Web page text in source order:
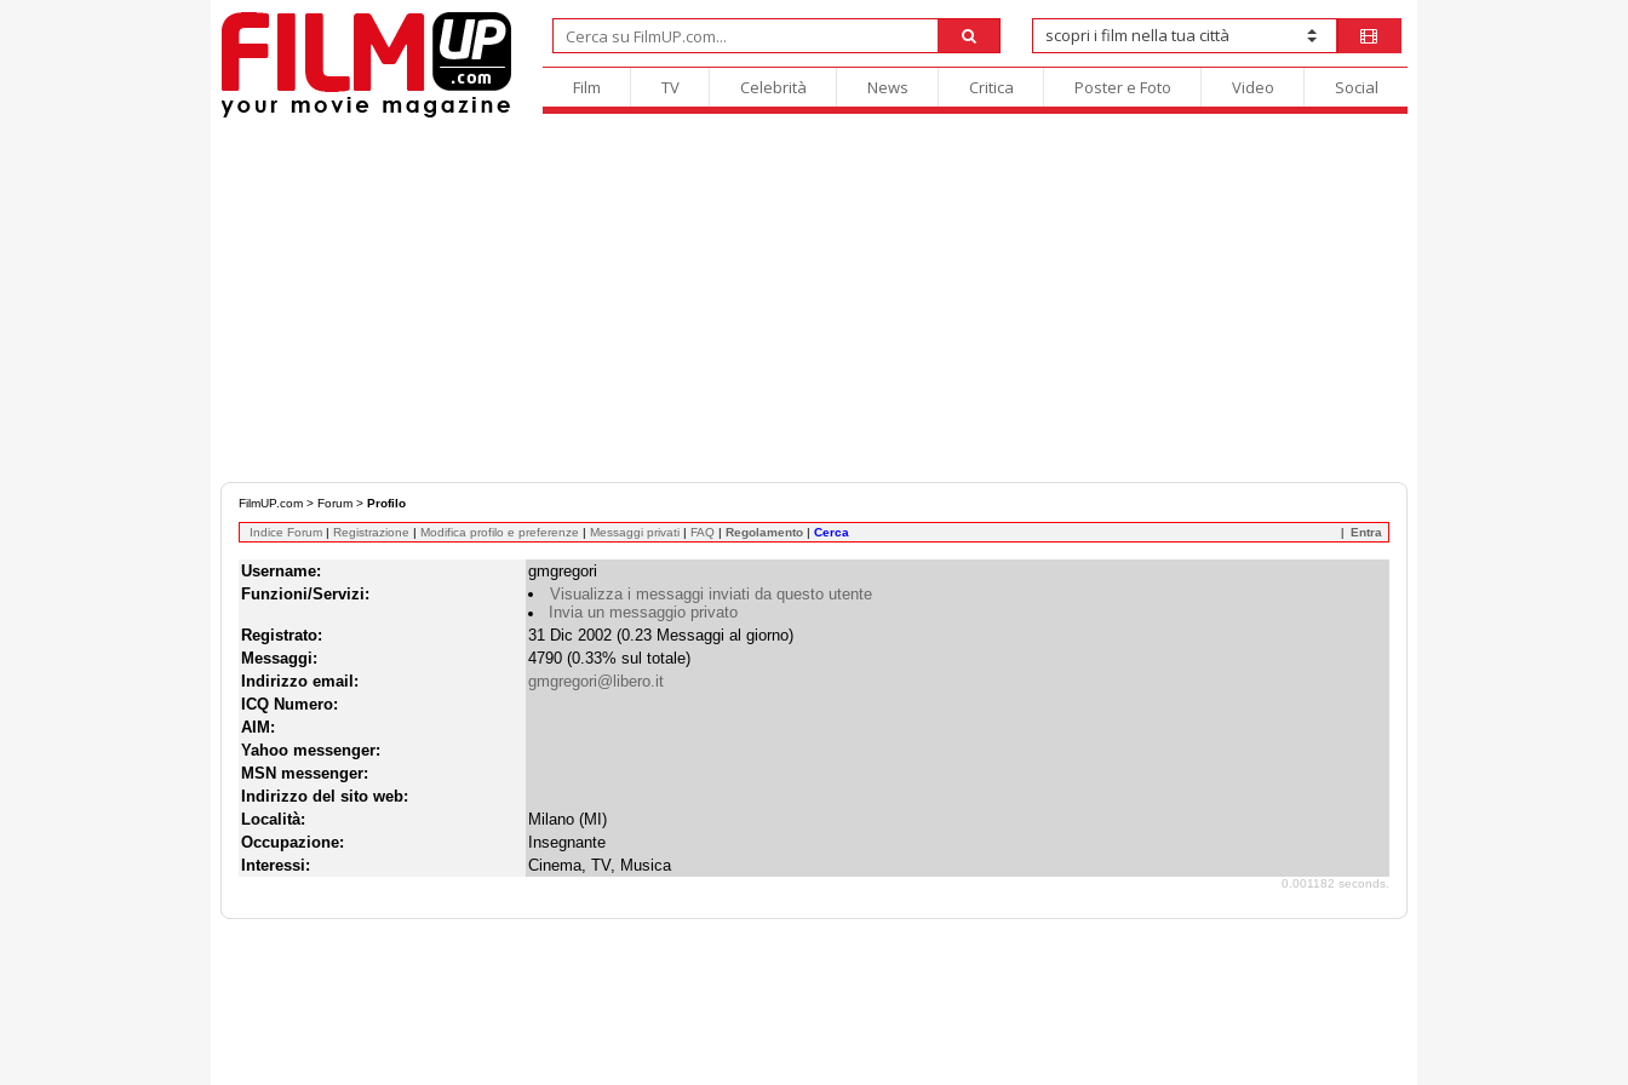
Film TV Celebrità News Critica Poster e Foto Video Social
FilmUP.com > Forum > Profilo
Indice Forum | Registrazione | Modifica profilo e preferenze | Messaggi privati | FAQ | Regolamento | Cerca Entra
Username:
gmgregori
Funzioni/Servizi:
Visualizza i messaggi inviati da questo utente
Invia un messaggio privato
Registrato:
31 Dic 2002 (0.23 Messaggi al giorno)
Messaggi:
4790 (0.33% sul totale)
Indirizzo email:
gmgregori@libero.it
ICQ Numero:
AIM:
Yahoo messenger:
MSN messenger:
Indirizzo del sito web:
Località:
Milano (MI)
Occupazione:
Insegnante
Interessi:
Cinema, TV, Musica
0.001182 seconds.